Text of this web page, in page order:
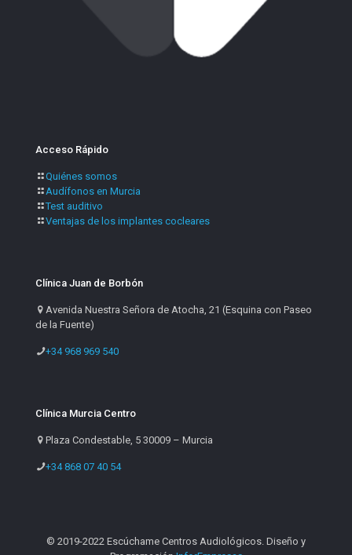
Acceso Rápido
Quiénes somos
Audífonos en Murcia
Test auditivo
Ventajas de los implantes cocleares
Clínica Juan de Borbón
Avenida Nuestra Señora de Atocha, 21 (Esquina con Paseo
de la Fuente)
+34 968 969 540
Clínica Murcia Centro
Plaza Condestable, 5 30009 – Murcia
+34 868 07 40 54
© 2019-2022 Escúchame Centros Audiológicos. Diseño y